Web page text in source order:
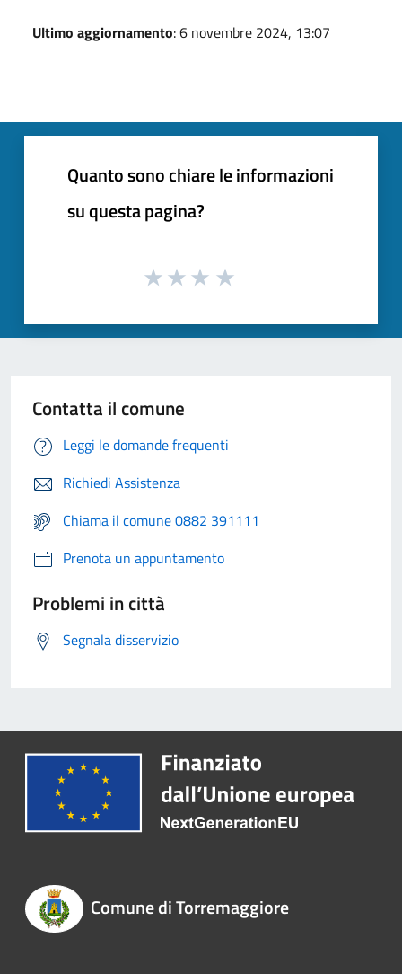
Ultimo aggiornamento: 6 novembre 2024, 13:07
Quanto sono chiare le informazioni
su questa pagina?
Contatta il comune
Leggi le domande frequenti
Richiedi Assistenza
Chiama il comune 0882 391111
Prenota un appuntamento
Problemi in città
Segnala disservizio
Comune di Torremaggiore